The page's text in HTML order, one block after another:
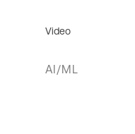
Video
AI/ML